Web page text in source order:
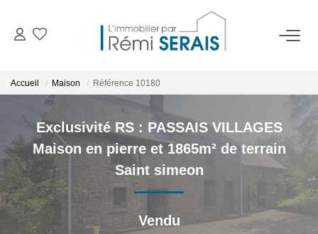
LOUER
VENDRE
BIENS VENDUS
Accueil Maison Référence 10180
Exclusivité RS : PASSAIS VILLAGES
Maison en pierre et 1865m² de terrain
Saint simeon
Vendu